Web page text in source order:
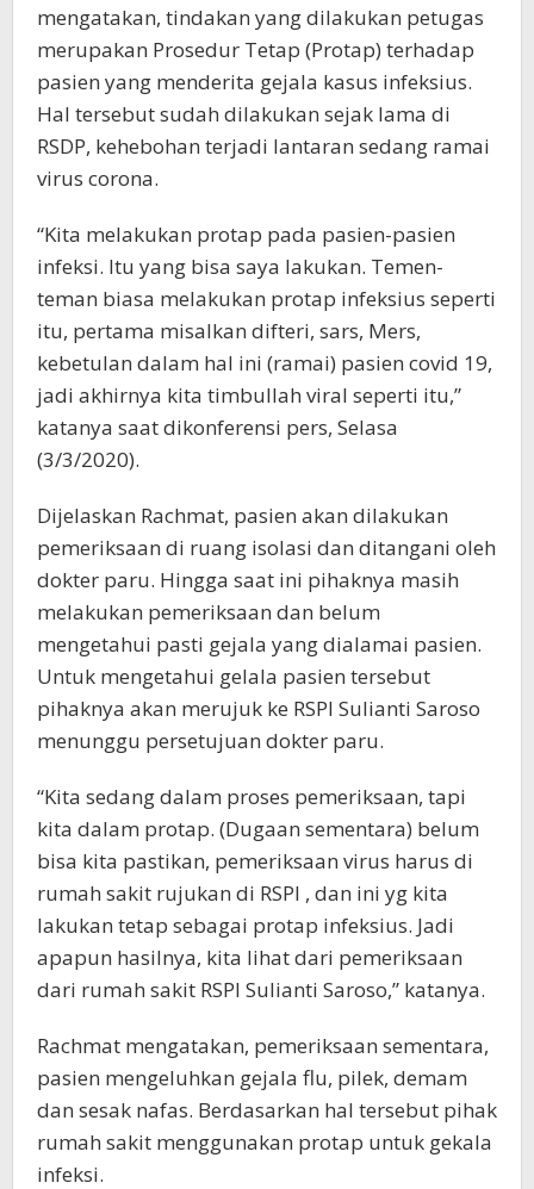
mengatakan, tindakan yang dilakukan petugas
merupakan Prosedur Tetap (Protap) terhadap
pasien yang menderita gejala kasus infeksius.
Hal tersebut sudah dilakukan sejak lama di
RSDP, kehebohan terjadi lantaran sedang ramai
virus corona.
“Kita melakukan protap pada pasien-pasien
infeksi. Itu yang bisa saya lakukan. Temen-
teman biasa melakukan protap infeksius seperti
itu, pertama misalkan difteri, sars, Mers,
kebetulan dalam hal ini (ramai) pasien covid 19,
jadi akhirnya kita timbullah viral seperti itu,”
katanya saat dikonferensi pers, Selasa
(3/3/2020).
Dijelaskan Rachmat, pasien akan dilakukan
pemeriksaan di ruang isolasi dan ditangani oleh
dokter paru. Hingga saat ini pihaknya masih
melakukan pemeriksaan dan belum
mengetahui pasti gejala yang dialamai pasien.
Untuk mengetahui gelala pasien tersebut
pihaknya akan merujuk ke RSPI Sulianti Saroso
menunggu persetujuan dokter paru.
“Kita sedang dalam proses pemeriksaan, tapi
kita dalam protap. (Dugaan sementara) belum
bisa kita pastikan, pemeriksaan virus harus di
rumah sakit rujukan di RSPI , dan ini yg kita
lakukan tetap sebagai protap infeksius. Jadi
apapun hasilnya, kita lihat dari pemeriksaan
dari rumah sakit RSPI Sulianti Saroso,” katanya.
Rachmat mengatakan, pemeriksaan sementara,
pasien mengeluhkan gejala flu, pilek, demam
dan sesak nafas. Berdasarkan hal tersebut pihak
rumah sakit menggunakan protap untuk gekala
infeksi.